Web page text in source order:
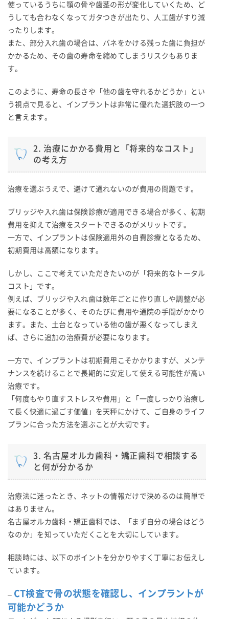
使っているうちに顎の骨や歯茎の形が変化していくため、ど
うしても合わなくなってガタつきが出たり、人工歯がすり減
ったりします。
また、部分入れ歯の場合は、バネをかける残った歯に負担が
かかるため、その歯の寿命を縮めてしまうリスクもありま
す。
このように、寿命の長さや「他の歯を守れるかどうか」とい
う視点で見ると、インプラントは非常に優れた選択肢の一つ
と言えます。
2. 治療にかかる費用と「将来的なコスト」
の考え方
治療を選ぶうえで、避けて通れないのが費用の問題です。
ブリッジや入れ歯は保険診療が適用できる場合が多く、初期
費用を抑えて治療をスタートできるのがメリットです。
一方で、インプラントは保険適用外の自費診療となるため、
初期費用は高額になります。
しかし、ここで考えていただきたいのが「将来的なトータル
コスト」です。
例えば、ブリッジや入れ歯は数年ごとに作り直しや調整が必
要になることが多く、そのたびに費用や通院の手間がかかり
ます。また、土台となっている他の歯が悪くなってしまえ
ば、さらに追加の治療費が必要になります。
一方で、インプラントは初期費用こそかかりますが、メンテ
ナンスを続けることで長期的に安定して使える可能性が高い
治療です。
「何度もやり直すストレスや費用」と「一度しっかり治療し
て長く快適に過ごす価値」を天秤にかけて、ご自身のライフ
プランに合った方法を選ぶことが大切です。
3. 名古屋オルカ歯科・矯正歯科で相談する
と何が分かるか
治療法に迷ったとき、ネットの情報だけで決めるのは簡単で
はありません。
名古屋オルカ歯科・矯正歯科では、「まず自分の場合はどう
なのか」を知っていただくことを大切にしています。
相談時には、以下のポイントを分かりやすく丁寧にお伝えし
ています。
– CT検査で骨の状態を確認し、インプラントが
可能かどうか